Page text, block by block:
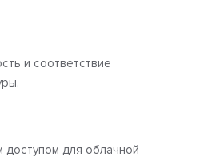
и соответствие
доступом для облачной